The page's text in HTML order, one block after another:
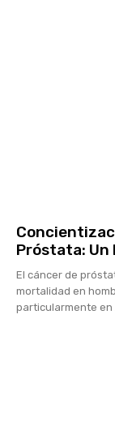
Próstata: Un
El cáncer de
mortalidad en
particularmente en